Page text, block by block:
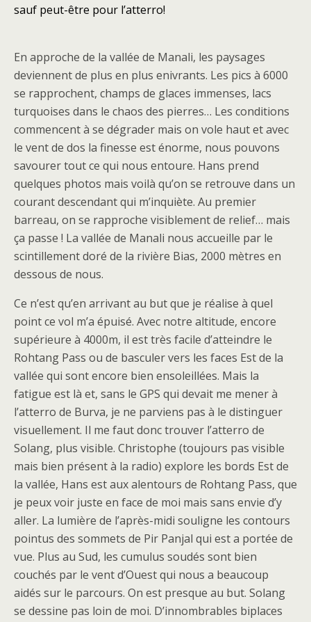
sauf peut-être pour l’atterro!
En approche de la vallée de Manali, les paysages
deviennent de plus en plus enivrants. Les pics à 6000
se rapprochent, champs de glaces immenses, lacs
turquoises dans le chaos des pierres… Les conditions
commencent à se dégrader mais on vole haut et avec
le vent de dos la finesse est énorme, nous pouvons
savourer tout ce qui nous entoure. Hans prend
quelques photos mais voilà qu’on se retrouve dans un
courant descendant qui m’inquiète. Au premier
barreau, on se rapproche visiblement de relief… mais
ça passe ! La vallée de Manali nous accueille par le
scintillement doré de la rivière Bias, 2000 mètres en
dessous de nous.
Ce n’est qu’en arrivant au but que je réalise à quel
point ce vol m’a épuisé. Avec notre altitude, encore
supérieure à 4000m, il est très facile d’atteindre le
Rohtang Pass ou de basculer vers les faces Est de la
vallée qui sont encore bien ensoleillées. Mais la
fatigue est là et, sans le GPS qui devait me mener à
l’atterro de Burva, je ne parviens pas à le distinguer
visuellement. Il me faut donc trouver l’atterro de
Solang, plus visible. Christophe (toujours pas visible
mais bien présent à la radio) explore les bords Est de
la vallée, Hans est aux alentours de Rohtang Pass, que
je peux voir juste en face de moi mais sans envie d’y
aller. La lumière de l’après-midi souligne les contours
pointus des sommets de Pir Panjal qui est a portée de
vue. Plus au Sud, les cumulus soudés sont bien
couchés par le vent d’Ouest qui nous a beaucoup
aidés sur le parcours. On est presque au but. Solang
se dessine pas loin de moi. D’innombrables biplaces